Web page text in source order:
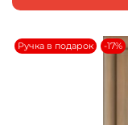
Ручка в подарок -17%